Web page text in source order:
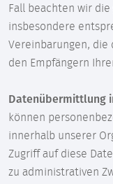
Fall beachten wir
insbesondere
Vereinbarungen, die
den Empfängern
Datenübermittlung
können
innerhalb unserer
Zugriff auf diese
zu administrativen